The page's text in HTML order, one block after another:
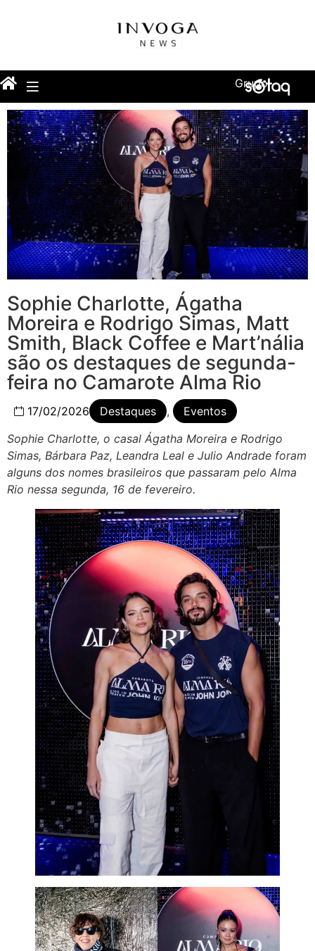
Grupo
Sophie Charlotte, Ágatha
Moreira e Rodrigo Simas, Matt
Smith, Black Coffee e Mart’nália
são os destaques de segunda-
feira no Camarote Alma Rio
17/02/2026 Destaques ,
Eventos
Sophie Charlotte, o casal Ágatha Moreira e Rodrigo
Simas, Bárbara Paz, Leandra Leal e Julio Andrade foram
alguns dos nomes brasileiros que passaram pelo Alma
Rio nessa segunda, 16 de fevereiro.